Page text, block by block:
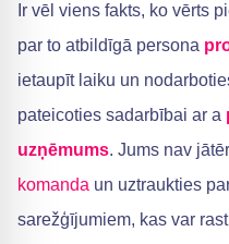
Ir vēl viens fakts, ko vērts
par to atbildīgā persona
ietaupīt laiku un
pateicoties sadarbībai ar a
uzņēmums. Jums nav
komanda un uztraukties
sarežģījumiem, kas var